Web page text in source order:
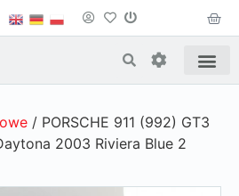
/ PORSCHE 911 (992) GT3
2003 Riviera Blue 2